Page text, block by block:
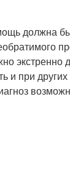
должна
экстренно
и при